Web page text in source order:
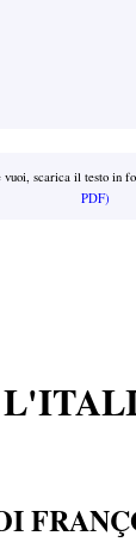
vuoi, scarica il testo in
PDF)